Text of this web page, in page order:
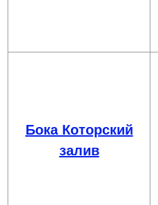
Бока Которский
залив